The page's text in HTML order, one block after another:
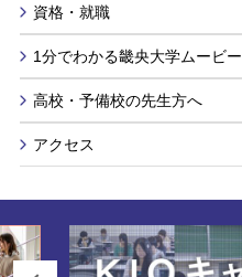
資格・就職
1分でわかる畿央大学ムービー
高校・予備校の先生方へ
アクセス